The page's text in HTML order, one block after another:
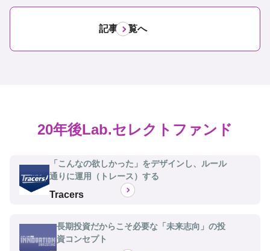
記事一覧へ
20年後Lab.セレクトファンド
Tracers
「こんなの欲しかった」をデザインし、ルール
通りに運用（トレース）する
長期投資だからこそ必要な「未来志向」の投
資コンセプト